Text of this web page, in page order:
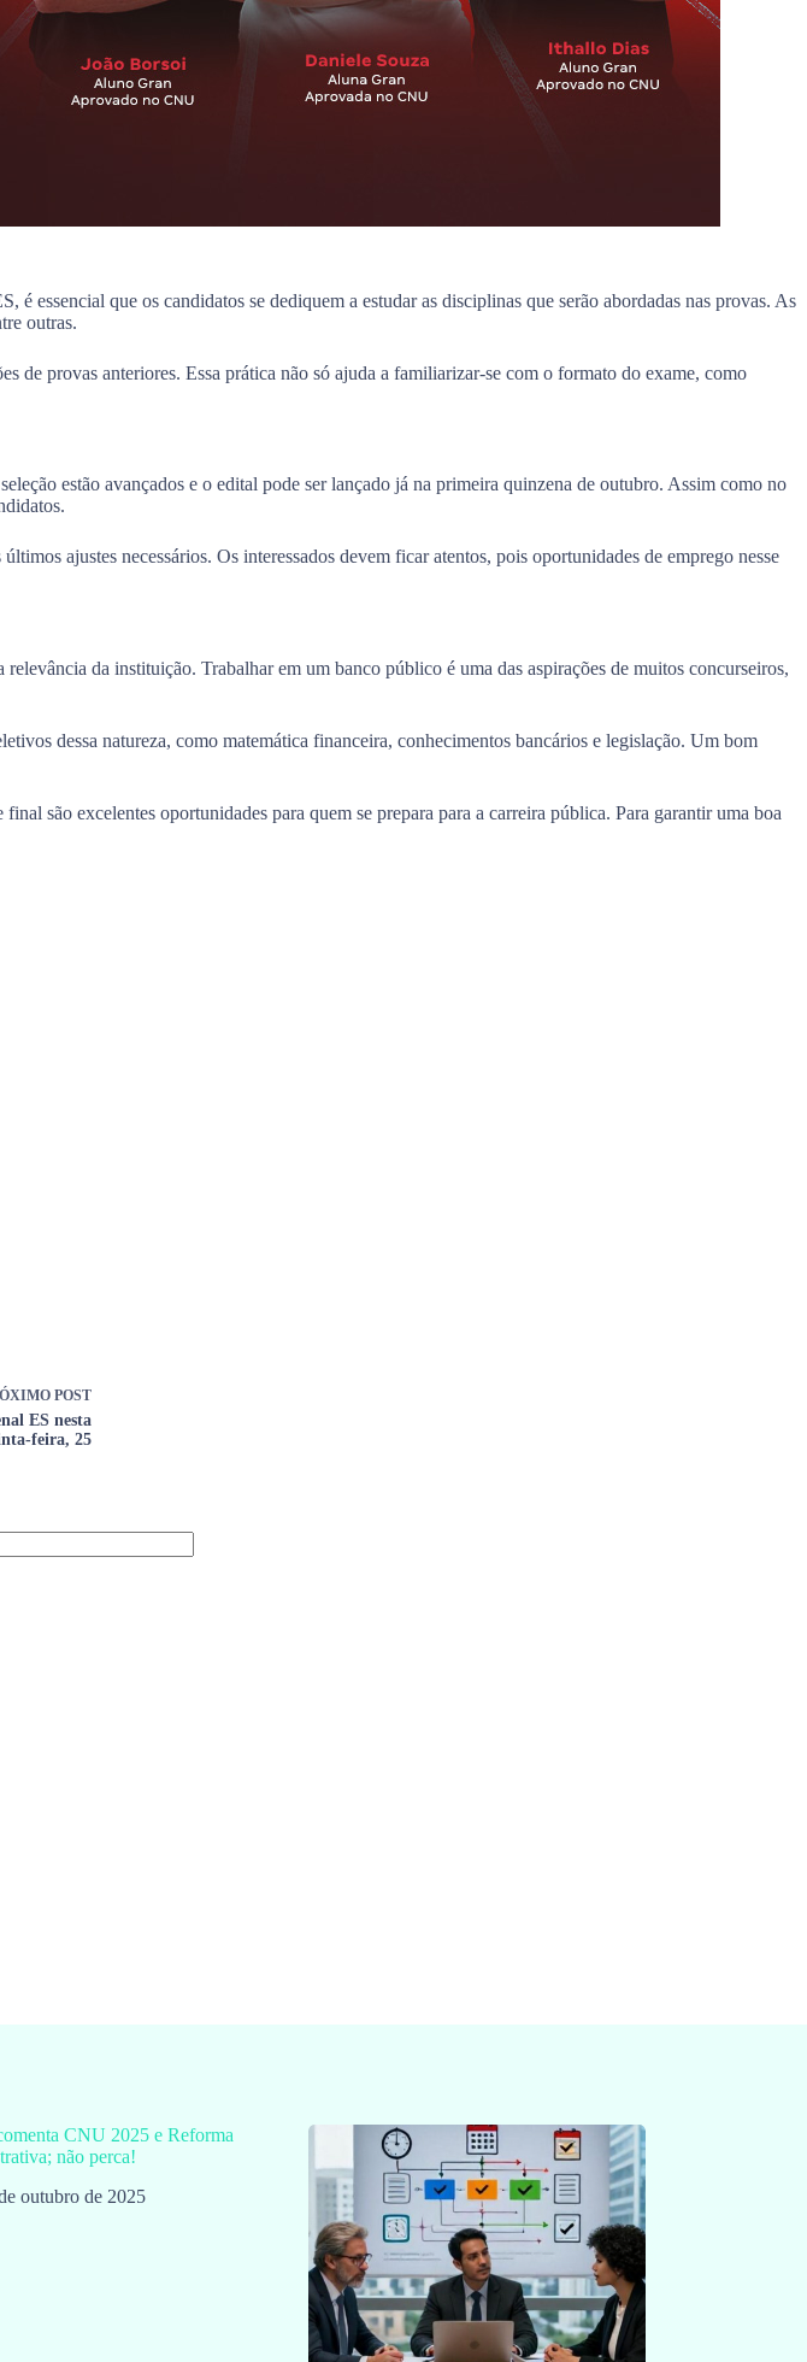
essencial que os candidatos se dediquem a estudar as disciplinas que serão abordadas nas provas. As
outras.
de provas anteriores. Essa prática não só ajuda a familiarizar-se com o formato do exame, como
estão avançados e o edital pode ser lançado já na primeira quinzena de outubro. Assim como no
ajustes necessários. Os interessados devem ficar atentos, pois oportunidades de emprego nesse
da instituição. Trabalhar em um banco público é uma das aspirações de muitos concurseiros,
dessa natureza, como matemática financeira, conhecimentos bancários e legislação. Um bom
final são excelentes oportunidades para quem se prepara para a carreira pública. Para garantir uma boa
POST
ES nesta
feira, 25
CNU 2025 e Reforma
não perca!
outubro de 2025